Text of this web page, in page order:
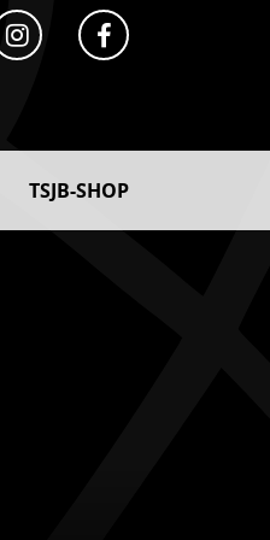
TSJB-SHOP